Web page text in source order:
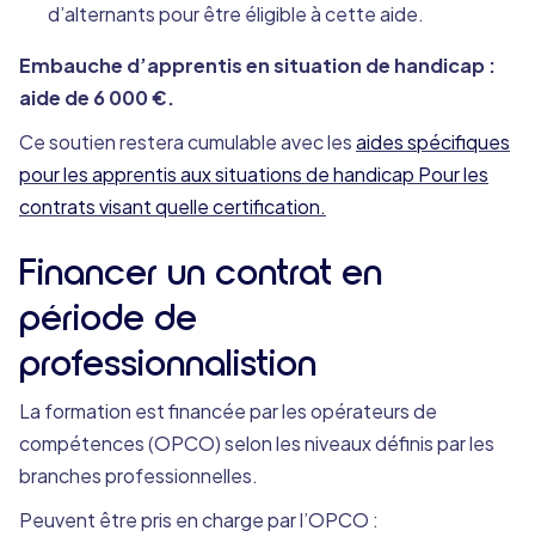
d’alternants pour être éligible à cette aide.
Embauche d’apprentis en situation de handicap :
aide de 6 000 €.
Ce soutien restera cumulable avec lesaides spécifiques
pour les apprentis aux situations de handicap Pour les
contrats visant quelle certification.
Financer un contrat en
période de
professionnalistion
La formation est financée par les opérateurs de
compétences (OPCO) selon les niveaux définis par les
branches professionnelles.
Peuvent être pris en charge par l’OPCO :